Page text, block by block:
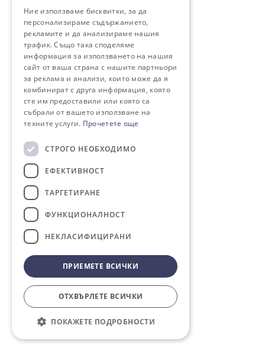
Ние използваме бисквитки, за да
персонализираме съдържанието,
рекламите и да анализираме нашия
трафик. Също така споделяме
информация за използването на нашия
сайт от ваша страна с нашите партньори
за реклама и анализи, които може да я
комбинират с друга информация, която
сте им предоставили или която са
събрали от вашето използване на
техните услуги. Прочетете още
СТРОГО НЕОБХОДИМО
ЕФЕКТИВНОСТ
ТАРГЕТИРАНЕ
ФУНКЦИОНАЛНОСТ
НЕКЛАСИФИЦИРАНИ
ПРИЕМЕТЕ ВСИЧКИ
ОТХВЪРЛЕТЕ ВСИЧКИ
ПОКАЖЕТЕ ПОДРОБНОСТИ